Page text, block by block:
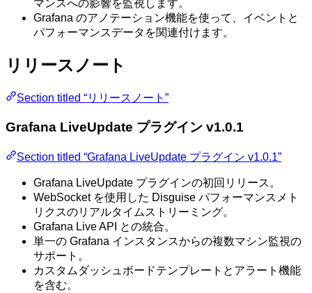
マンスへの影響を監視します。
Grafana のアノテーション機能を使って、イベントと
パフォーマンスデータを関連付けます。
リリースノート
Section titled “リリースノート”
Grafana LiveUpdate プラグイン v1.0.1
Section titled “Grafana LiveUpdate プラグイン v1.0.1”
Grafana LiveUpdate プラグインの初回リリース。
WebSocket を使用した Disguise パフォーマンスメト
リクスのリアルタイムストリーミング。
Grafana Live API との統合。
単一の Grafana インスタンスからの複数マシン監視の
サポート。
カスタムダッシュボードテンプレートとアラート機能
を含む。